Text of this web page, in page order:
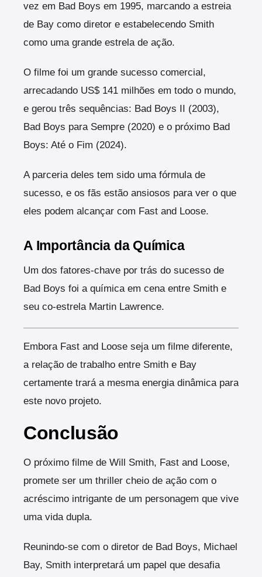
vez em Bad Boys em 1995, marcando a estreia
de Bay como diretor e estabelecendo Smith
como uma grande estrela de ação.
O filme foi um grande sucesso comercial,
arrecadando US$ 141 milhões em todo o mundo,
e gerou três sequências: Bad Boys II (2003),
Bad Boys para Sempre (2020) e o próximo Bad
Boys: Até o Fim (2024).
A parceria deles tem sido uma fórmula de
sucesso, e os fãs estão ansiosos para ver o que
eles podem alcançar com Fast and Loose.
A Importância da Química
Um dos fatores-chave por trás do sucesso de
Bad Boys foi a química em cena entre Smith e
seu co-estrela Martin Lawrence.
Embora Fast and Loose seja um filme diferente,
a relação de trabalho entre Smith e Bay
certamente trará a mesma energia dinâmica para
este novo projeto.
Conclusão
O próximo filme de Will Smith, Fast and Loose,
promete ser um thriller cheio de ação com o
acréscimo intrigante de um personagem que vive
uma vida dupla.
Reunindo-se com o diretor de Bad Boys, Michael
Bay, Smith interpretará um papel que desafia